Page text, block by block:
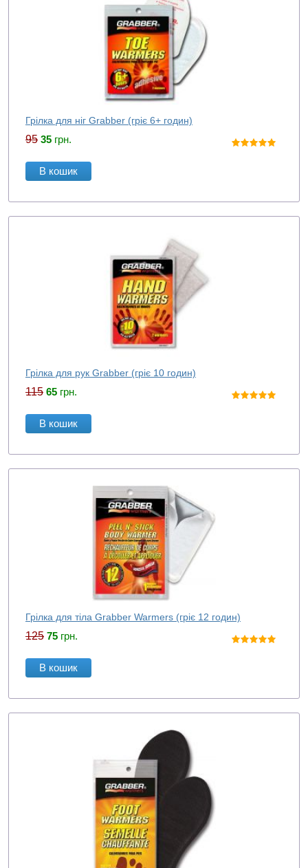
Грілка для ніг Grabber (гріє 6+ годин)
95 35 грн.
В кошик
Грілка для рук Grabber (гріє 10 годин)
115 65 грн.
В кошик
Грілка для тіла Grabber Warmers (гріє 12 годин)
125 75 грн.
В кошик